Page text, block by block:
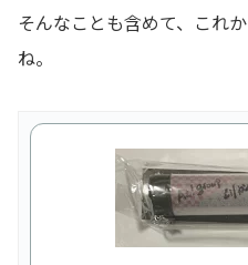
そんなことも含めて、これ
ね。